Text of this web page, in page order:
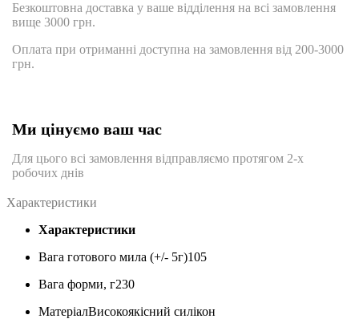
Безкоштовна доставка у ваше відділення на всі замовлення
вище 3000 грн.
Оплата при отриманні доступна на замовлення від 200-3000
грн.
Ми цінуємо ваш час
Для цього всі замовлення відправляємо протягом 2-х
робочих днів
Характеристики
Характеристики
Вага готового мила (+/- 5г)105
Вага форми, г230
МатеріалВисокоякісний силікон